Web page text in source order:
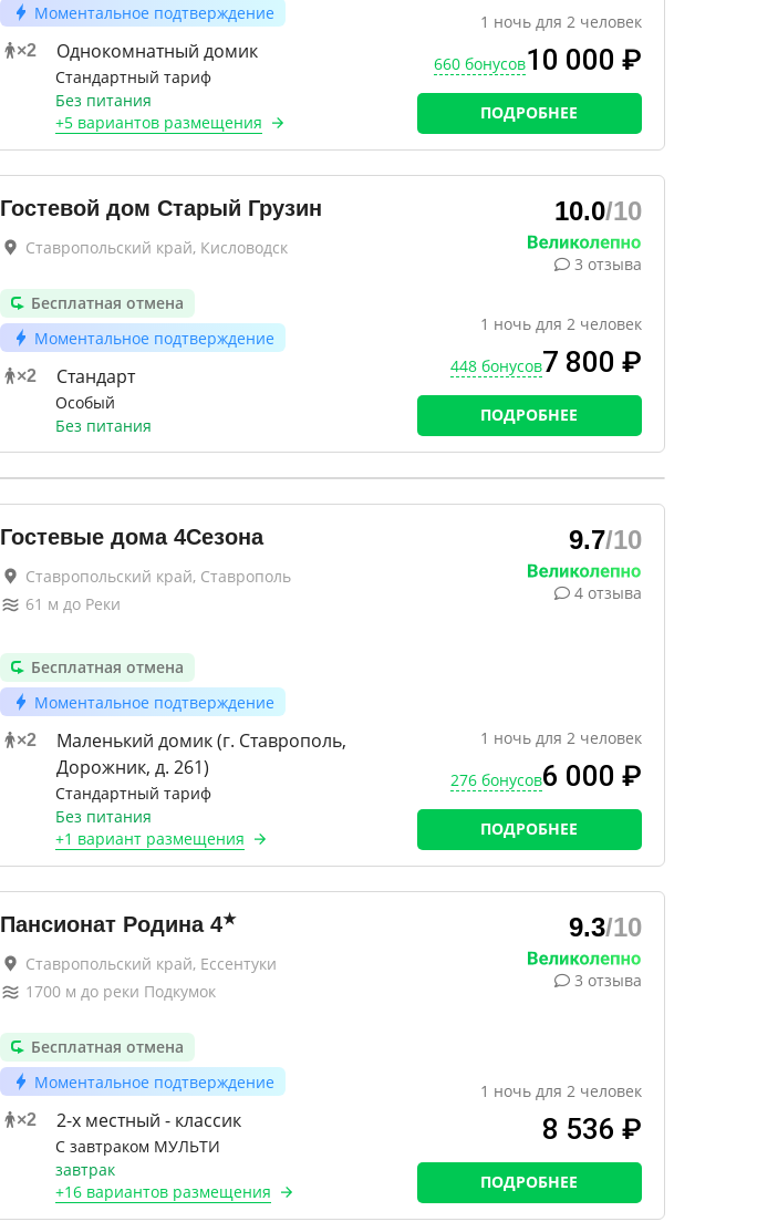
Моментальное подтверждение
×2 Однокомнатный домик
Стандартный тариф
Без питания
+5 вариантовразмещения
1 ночь для 2 человек
660 бонусов10 000 ₽
ПОДРОБНЕЕ
Гостевой дом Старый Грузин
Ставропольский край, Кисловодск
Бесплатная отмена
Моментальное подтверждение
×2 Стандарт
Особый
Без питания
10.0/10
3 отзыва
1 ночь для 2 человек
448 бонусов7 800 ₽
ПОДРОБНЕЕ
Гостевые дома 4Сезона
Ставропольский край, Ставрополь
61 м до Реки
Бесплатная отмена
Моментальное подтверждение
×2
Маленький домик (г. Ставрополь,
Дорожник, д. 261)
Стандартный тариф
Без питания
+1 вариантразмещения
9.7/10
4 отзыва
1 ночь для 2 человек
276 бонусов6 000 ₽
ПОДРОБНЕЕ
Пансионат Родина 4★
Ставропольский край, Ессентуки
1700м до реки Подкумок
Бесплатная отмена
Моментальное подтверждение
×2 2-x местный - классик
С завтраком МУЛЬТИ
завтрак
+16 вариантовразмещения
9.3/10
3 отзыва
1 ночь для 2 человек
8 536 ₽
ПОДРОБНЕЕ